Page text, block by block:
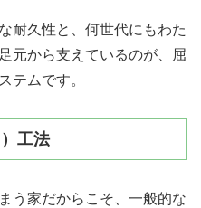
耐久性と、何世代にもわた
元から支えているのが、屈
テムです。
工法
う家だからこそ、一般的な